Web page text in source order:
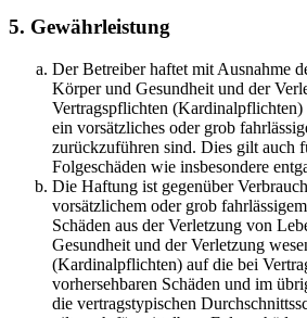
5. Gewährleistung
Der Betreiber haftet mit Ausnahme
Körper und Gesundheit und der
Vertragspflichten
ein vorsätzliches oder grob
zurückzuführen sind. Dies gilt auch
Folgeschäden wie insbesondere
Die Haftung ist gegenüber
vorsätzlichem oder grob
Schäden aus der Verletzung von
Gesundheit und der Verletzung
(Kardinalpflichten) auf die bei
vorhersehbaren Schäden und im
die vertragstypischen